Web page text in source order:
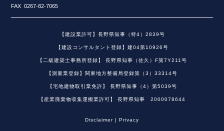
FAX 0267-82-7065
【建設業許可】長野県知事（特4）2839号
【建設コンサルタント登録】建04第10926号
【二級建築士事務所登録】 長野県知事（佐久）F第7Y211号
【測量業登録】関東地方整備局登録第（3）33314号
【宅地建物取引業免許】 長野県知事（4）第5039号
【産業廃棄物収集運搬業許可】 長野県知事 2000078644
Disclaimer | Privacy